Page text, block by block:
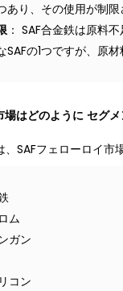
あり、その使用が制
： SAF合金鉄は原料
SAFの1つですが、原
場はどのように セグ
、SAFフェローロイ市
ム
ガン
コン